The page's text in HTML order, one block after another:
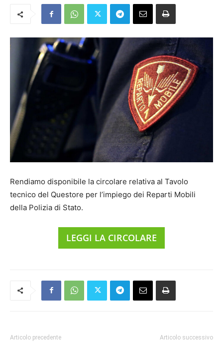
Rendiamo disponibile la circolare relativa al Tavolo
tecnico del Questore per l’impiego dei Reparti Mobili
della Polizia di Stato.
LEGGI LA CIRCOLARE
Articolo precedente Articolo successivo